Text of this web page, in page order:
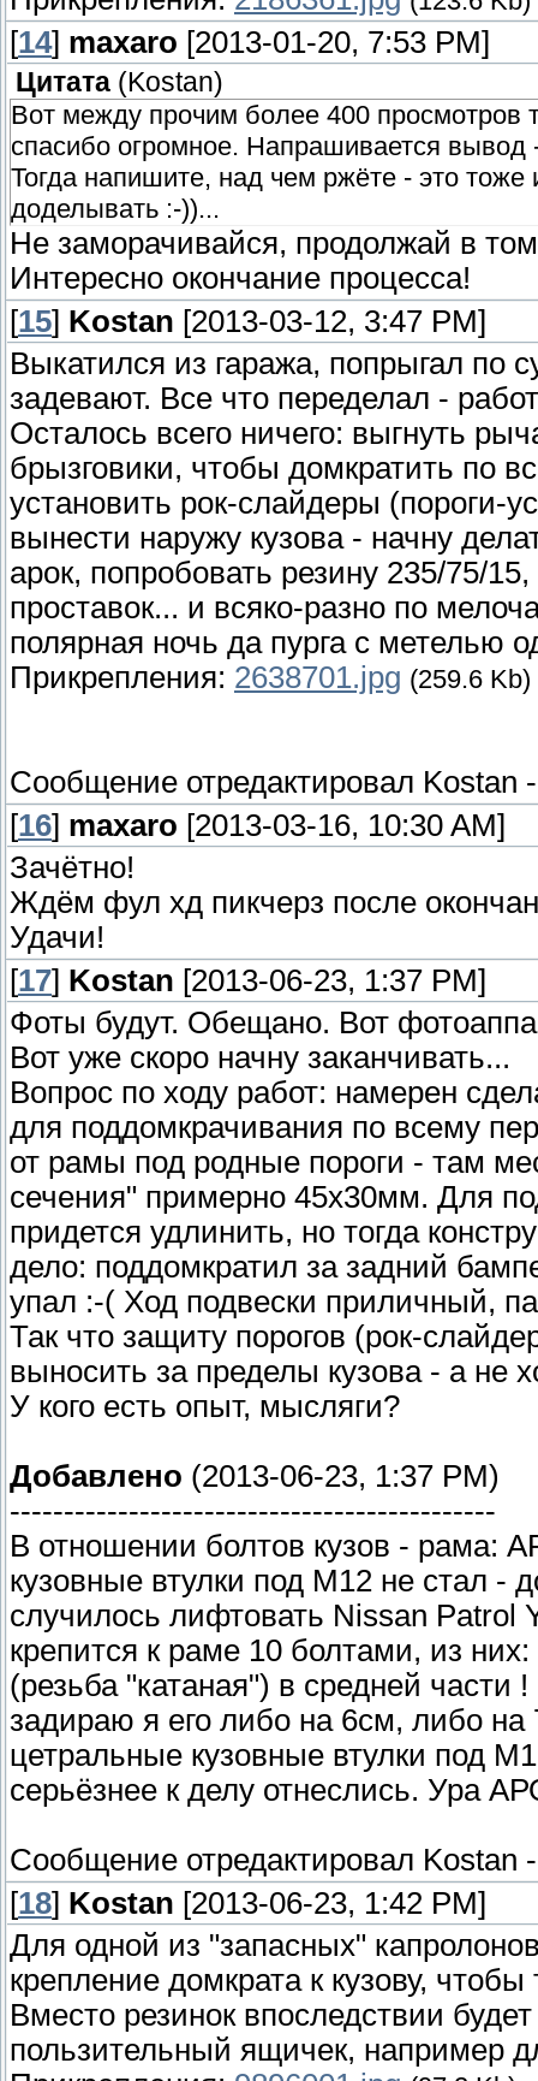
[14] maxaro [2013-01-20, 7:53 PM]
Цитата ( Kostan)
Вот между прочим более 400 просмотров
спасибо огромное. Напрашивается вывод
Тогда напишите, над чем ржёте - это
доделывать :-))...
Не заморачивайся, продолжай в
Интересно окончание процесса!
[15] Kostan [2013-03-12, 3:47 PM]
Выкатился из гаража, попрыгал по
задевают. Все что переделал -
Осталось всего ничего: выгнуть
брызговики, чтобы домкратить по
установить рок-слайдеры (пороги-
вынести наружу кузова - начну
арок, попробовать резину 235/75/
проставок... и всяко-разно по
полярная ночь да пурга с метелью
Прикрепления: 2638701.jpg (259.6 Kb)
Сообщение отредактировал Kostan
[16] maxaro [2013-03-16, 10:30 AM]
Зачётно!
Ждём фул хд пикчерз после
Удачи!
[17] Kostan [2013-06-23, 1:37 PM]
Фоты будут. Обещано. Вот
Вот уже скоро начну заканчивать...
Вопрос по ходу работ: намерен
для поддомкрачивания по всему
от рамы под родные пороги - там
сечения" примерно 45х30мм. Для
придется удлинить, но тогда
дело: поддомкратил за задний
упал :-( Ход подвески приличный,
Так что защиту порогов (рок-
выносить за пределы кузова - а не
У кого есть опыт, мысляги?
Добавлено (2013-06-23, 1:37 PM)
---------------------------------------------
В отношении болтов кузов - рама:
кузовные втулки под М12 не стал -
случилось лифтовать Nissan Patrol
крепится к раме 10 болтами, из
(резьба "катаная") в средней
задираю я его либо на 6см, либо на
цетральные кузовные втулки под
серьёзнее к делу отнеслись. Ура
Сообщение отредактировал Kostan
[18] Kostan [2013-06-23, 1:42 PM]
Для одной из "запасных"
крепление домкрата к кузову,
Вместо резинок впоследствии
пользительный ящичек, например